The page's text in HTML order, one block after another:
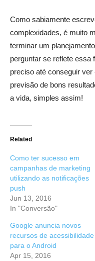
Como sabiamente
complexidades, é muito
terminar um
perguntar se reflete essa
preciso até conseguir ver
previsão de bons
a vida, simples assim!
Related
Como ter sucesso em
campanhas de marketing
utilizando as notificações
push
Jun 13, 2016
In "Conversão"
Google anuncia novos
recursos de acessibilidade
para o Android
Apr 15, 2016